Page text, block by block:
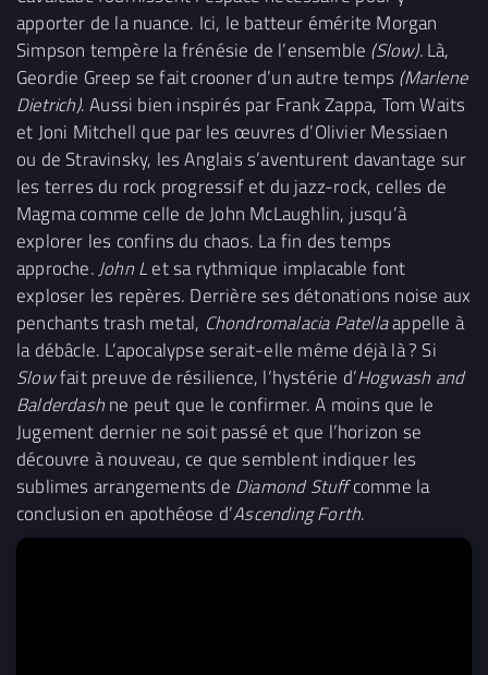
apporter de la nuance. Ici, le batteur émérite Morgan
Simpson tempère la frénésie de l’ensemble (Slow). Là,
Geordie Greep se fait crooner d’un autre temps (Marlene
Dietrich). Aussi bien inspirés par Frank Zappa, Tom Waits
et Joni Mitchell que par les œuvres d’Olivier Messiaen
ou de Stravinsky, les Anglais s’aventurent davantage sur
les terres du rock progressif et du jazz-rock, celles de
Magma comme celle de John McLaughlin, jusqu’à
explorer les confins du chaos. La fin des temps
approche. John L et sa rythmique implacable font
exploser les repères. Derrière ses détonations noise aux
penchants trash metal, Chondromalacia Patellaappelle à
la débâcle. L’apocalypse serait-elle même déjà là ? Si
Slowfait preuve de résilience, l’hystérie d’Hogwash and
Balderdash ne peut que le confirmer. A moins que le
Jugement dernier ne soit passé et que l’horizon se
découvre à nouveau, ce que semblent indiquer les
sublimes arrangements de Diamond Stuffcomme la
conclusion en apothéose d’Ascending Forth.